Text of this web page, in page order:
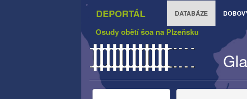
DEPORTÁL DATABÁZE
Osudy obětí šoa na Plzeňsku